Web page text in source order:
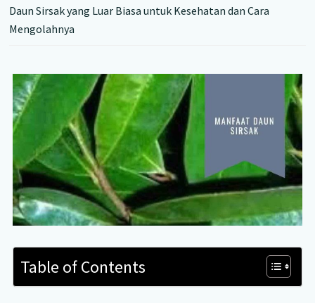
Daun Sirsak yang Luar Biasa untuk Kesehatan dan Cara
Mengolahnya
Table of Contents